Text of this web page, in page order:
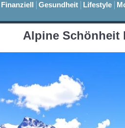
Finanziell Gesundheit Lifestyle
Alpine Schönheit